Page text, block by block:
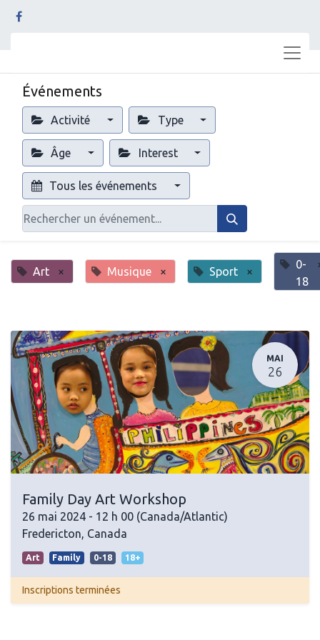
Événements
Activité Type
Âge Interest
Tous les événements
Art × Musique × Sport ×
0-
18
MAI
26
Family Day Art Workshop
26 mai 2024 - 12 h 00 (Canada/Atlantic)
Fredericton, Canada
Art Family 0-18 18+
Inscriptions terminées